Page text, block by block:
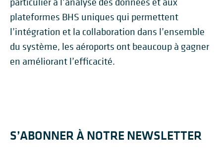
plateformes BHS uniques qui permettent
l’intégration et la collaboration dans l’ensemble
du système, les aéroports ont beaucoup à gagner
en améliorant l’efficacité.
S’ABONNER À NOTRE NEWSLETTER